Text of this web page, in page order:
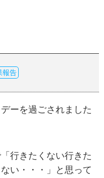
報告
ーを過ごされました
行きたくない行きた
い・・・」と思って